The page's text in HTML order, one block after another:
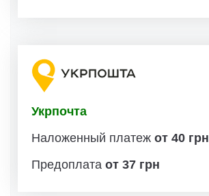
Укрпочта
Наложенный платеж от 40 грн
Предоплата от 37 грн